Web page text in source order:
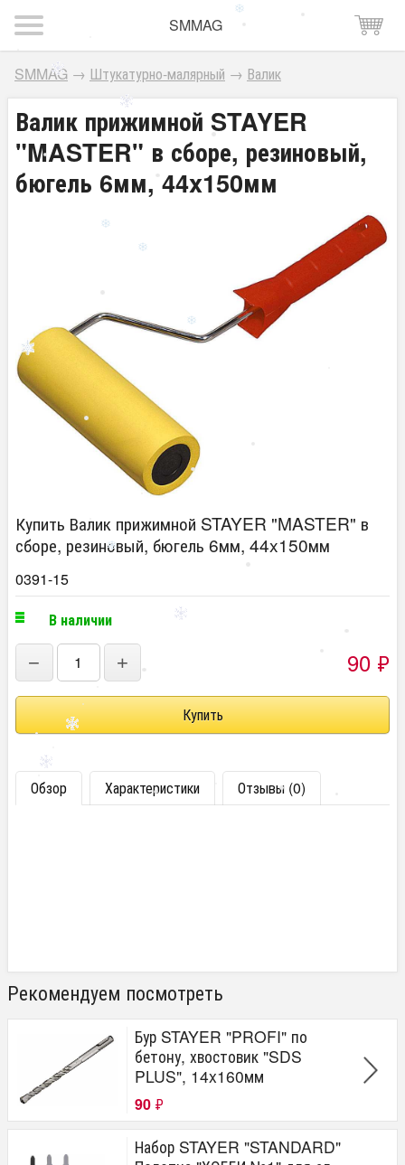
SMMAG
SMMAG → Штукатурно-малярный → Валик
Валик прижимной STAYER
"MASTER" в сборе, резиновый,
бюгель 6мм, 44x150мм
Купить Валик прижимной STAYER "MASTER" в
сборе, резиновый, бюгель 6мм, 44x150мм
0391-15
В наличии
− + 90 ₽
Обзор Характеристики Отзывы (0)
Рекомендуем посмотреть
Бур STAYER "PROFI" по
бетону, хвостовик "SDS
PLUS", 14x160мм
90 ₽
Набор STAYER "STANDARD"